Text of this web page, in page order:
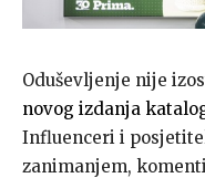
Oduševljenje nije
novog izdanja
Influenceri i
zanimanjem,